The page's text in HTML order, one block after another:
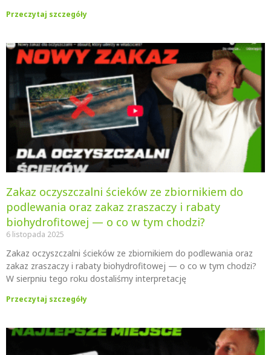
Przeczytaj szczegóły
Zakaz oczyszczalni ścieków ze zbiornikiem do
podlewania oraz zakaz zraszaczy i rabaty
biohydrofitowej — o co w tym chodzi?
6 listopada 2025
Zakaz oczyszczalni ścieków ze zbiornikiem do podlewania oraz
zakaz zraszaczy i rabaty biohydrofitowej — o co w tym chodzi?
W sierpniu tego roku dostaliśmy interpretację
Przeczytaj szczegóły